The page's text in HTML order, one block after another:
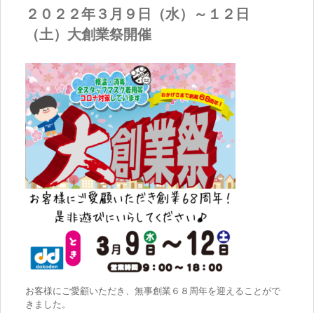
２０２２年３月９日（水）～１２日
（土）大創業祭開催
お客様にご愛顧いただき、無事創業６８周年を迎えることがで
きました。